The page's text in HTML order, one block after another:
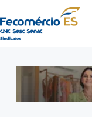
para
o
conteúdo